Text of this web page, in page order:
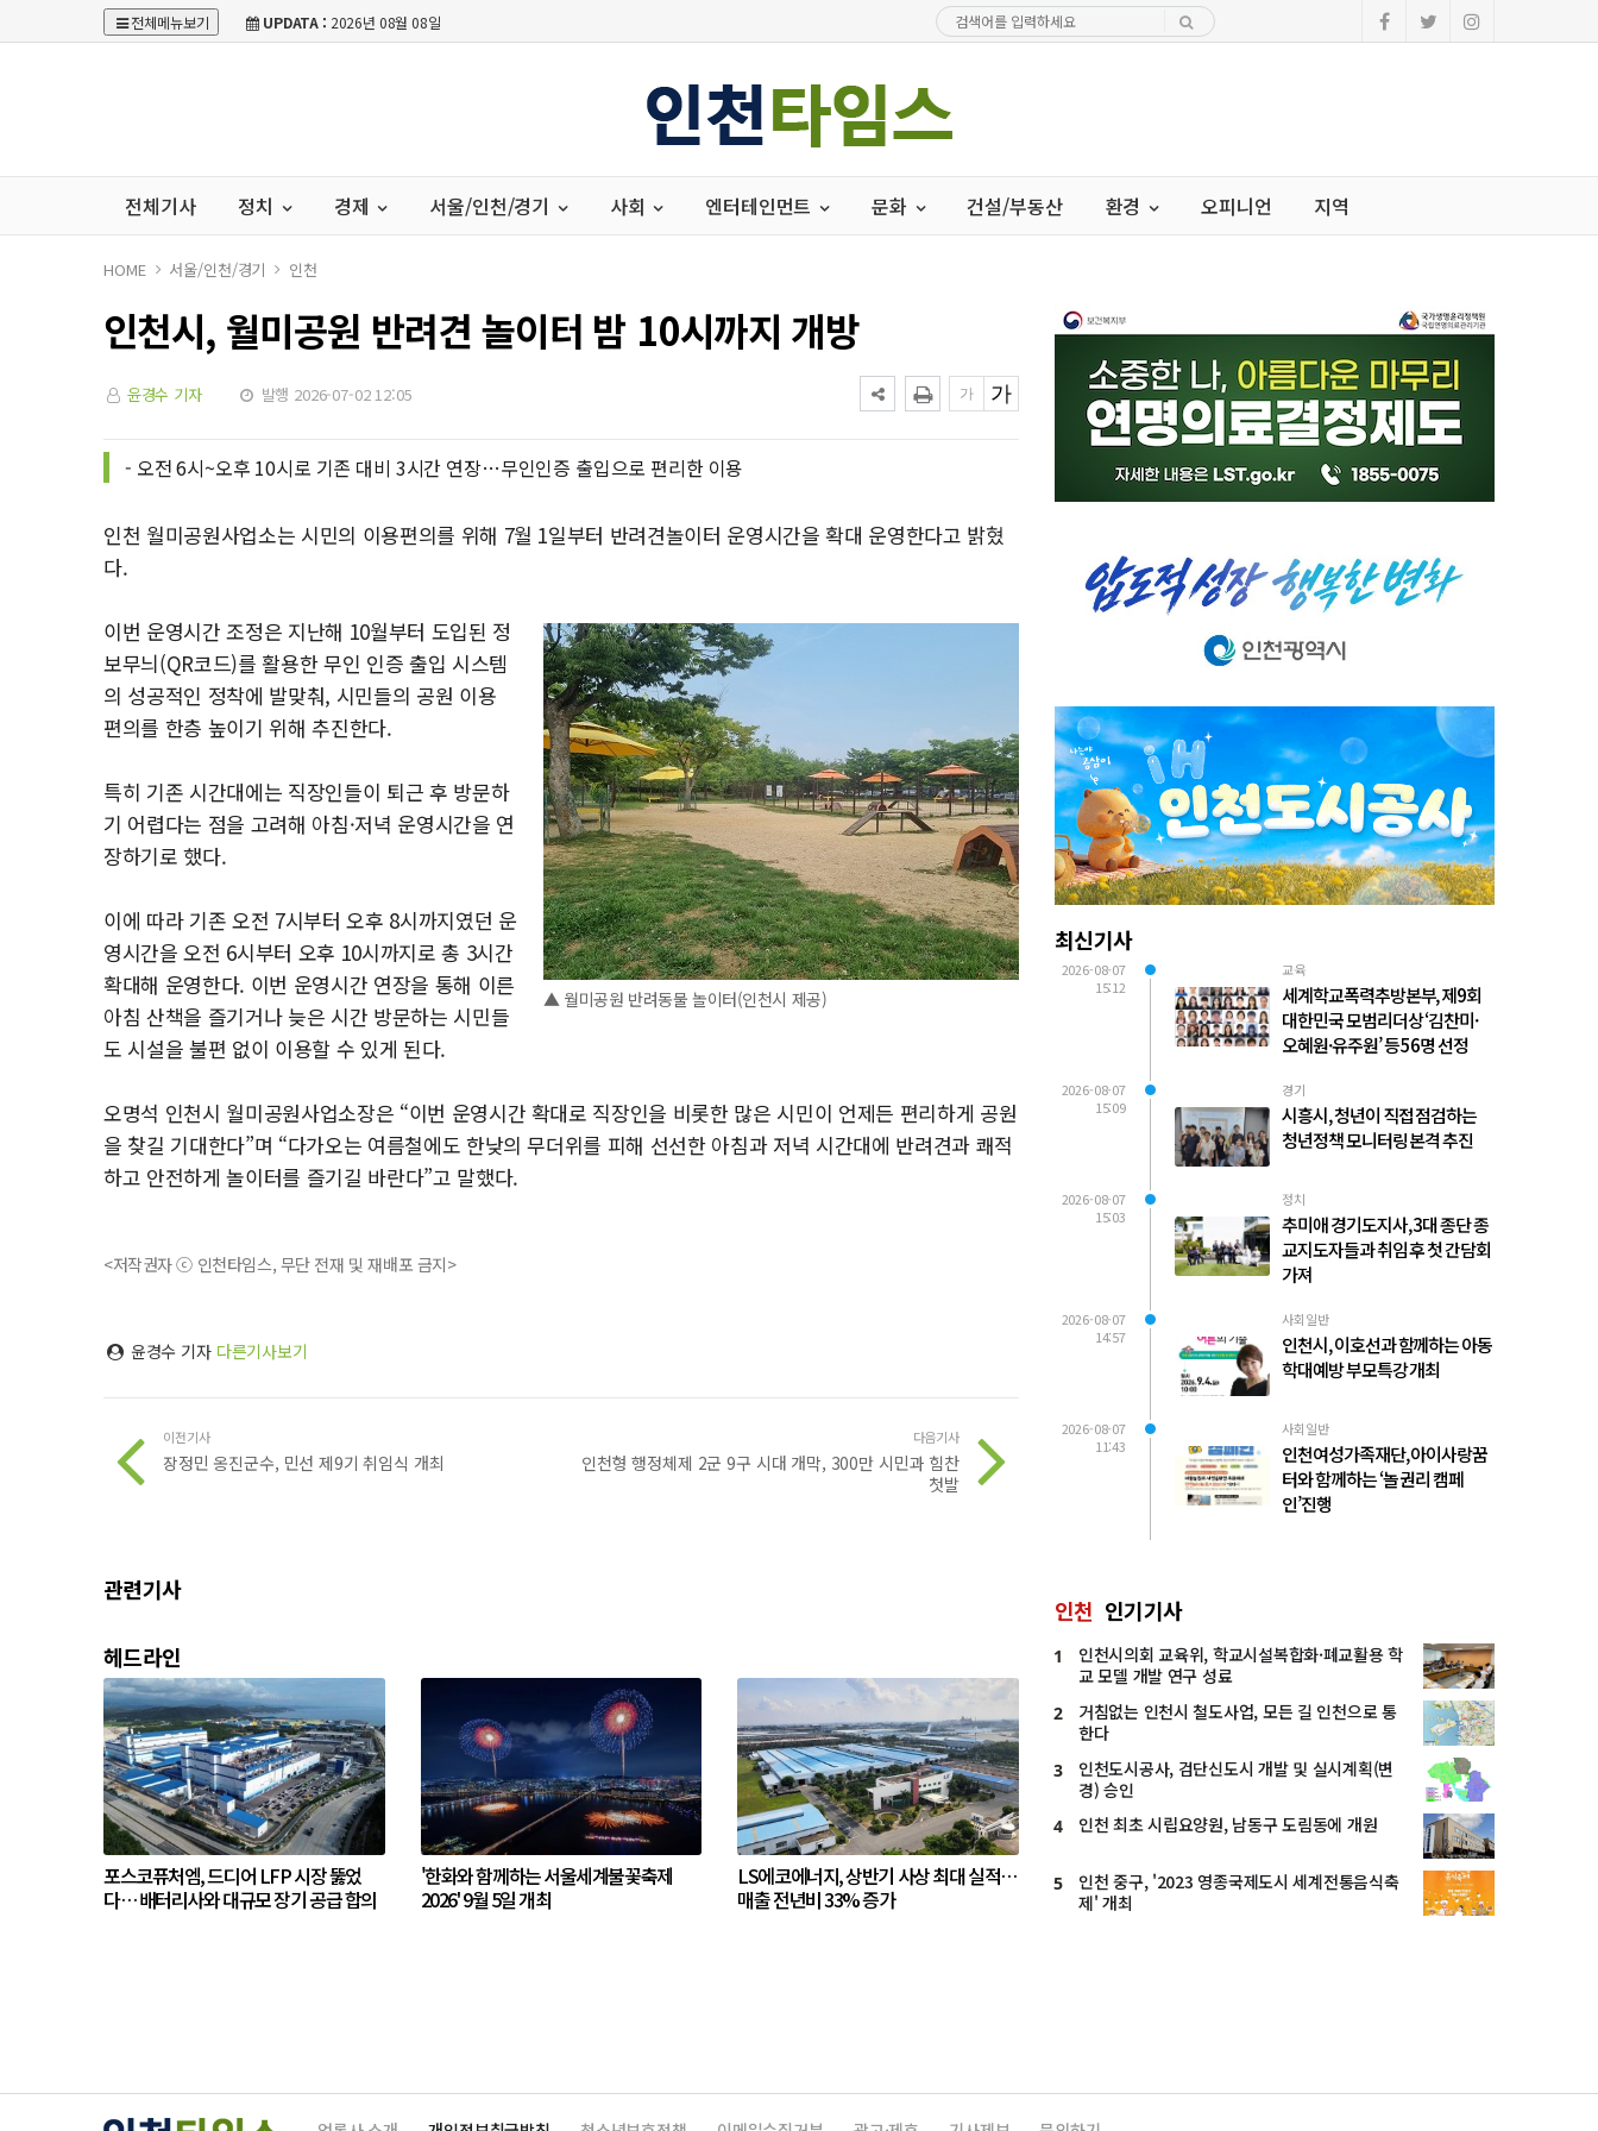
전체메뉴보기 UPDATA : 2026년 08월 08일
전체기사 정치 경제 서울/인천/경기 사회 엔터테인먼트 문화 건설/부동산 환경 오피니언 지역
HOME 서울/인천/경기 인천
인천시, 월미공원 반려견 놀이터 밤 10시까지 개방
윤경수 기자 발행 2026-07-02 12:05
- 오전 6시~오후 10시로 기존 대비 3시간 연장…무인인증 출입으로 편리한 이용
인천 월미공원사업소는 시민의 이용편의를 위해 7월 1일부터 반려견놀이터 운영시간을 확대 운영한다고 밝혔
다.
▲ 월미공원 반려동물 놀이터(인천시 제공)
이번 운영시간 조정은 지난해 10월부터 도입된 정
보무늬(QR코드)를 활용한 무인 인증 출입 시스템
의 성공적인 정착에 발맞춰, 시민들의 공원 이용
편의를 한층 높이기 위해 추진한다.
특히 기존 시간대에는 직장인들이 퇴근 후 방문하
기 어렵다는 점을 고려해 아침·저녁 운영시간을 연
장하기로 했다.
이에 따라 기존 오전 7시부터 오후 8시까지였던 운
영시간을 오전 6시부터 오후 10시까지로 총 3시간
확대해 운영한다. 이번 운영시간 연장을 통해 이른
아침 산책을 즐기거나 늦은 시간 방문하는 시민들
도 시설을 불편 없이 이용할 수 있게 된다.
오명석 인천시 월미공원사업소장은 “이번 운영시간 확대로 직장인을 비롯한 많은 시민이 언제든 편리하게 공원
을 찾길 기대한다”며 “다가오는 여름철에도 한낮의 무더위를 피해 선선한 아침과 저녁 시간대에 반려견과 쾌적
하고 안전하게 놀이터를 즐기길 바란다”고 말했다.
<저작권자 ⓒ 인천타임스, 무단 전재 및 재배포 금지>
윤경수 기자 다른기사보기
이전기사
장정민 옹진군수, 민선 제9기 취임식 개최
다음기사
인천형 행정체제 2군 9구 시대 개막, 300만 시민과 힘찬
첫발
관련기사
헤드라인
포스코퓨처엠, 드디어 LFP 시장 뚫었
다… 배터리사와 대규모 장기 공급 합의
'한화와 함께하는 서울세계불꽃축제
2026' 9월 5일 개최
LS에코에너지, 상반기 사상 최대 실적…
매출 전년비 33% 증가
최신기사
2026-08-07
15:12
교육
세계학교폭력추방본부, 제9회
대한민국 모범리더상 ‘김찬미·
오혜원·유주원’ 등 56명 선정
2026-08-07
15:09
경기
시흥시, 청년이 직접 점검하는
청년정책 모니터링 본격 추진
2026-08-07
15:03
정치
추미애 경기도지사, 3대 종단 종
교지도자들과 취임 후 첫 간담회
가져
2026-08-07
14:57
사회일반
인천시, 이호선과 함께하는 아동
학대예방 부모특강 개최
2026-08-07
11:43
사회일반
인천여성가족재단, 아이사랑꿈
터와 함께하는 ‘놀 권리 캠페
인’진행
인천 인기기사
1
인천시의회 교육위, 학교시설복합화·폐교활용 학
교 모델 개발 연구 성료
2
거침없는 인천시 철도사업, 모든 길 인천으로 통
한다
3
인천도시공사, 검단신도시 개발 및 실시계획(변
경) 승인
4 인천 최초 시립요양원, 남동구 도림동에 개원
5
인천 중구, '2023 영종국제도시 세계전통음식축
제' 개최